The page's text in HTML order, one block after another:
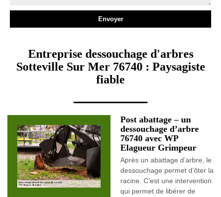
Entreprise dessouchage d'arbres
Sotteville Sur Mer 76740 : Paysagiste
fiable
Post abattage – un
dessouchage d’arbre
76740 avec WP
Elagueur Grimpeur
Après un abattage d’arbre, le
dessouchage permet d’ôter la
racine. C’est une intervention
qui permet de libérer de